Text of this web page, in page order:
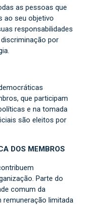
as pessoas que
ao seu objetivo
responsabilidades
por
que participam
e na tomada
são eleitos por
DOS MEMBROS
Parte do
comum da
limitada